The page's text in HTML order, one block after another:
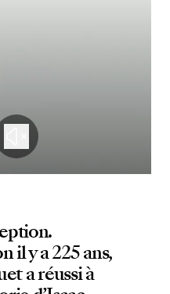
il y a 225 ans,
a réussi à